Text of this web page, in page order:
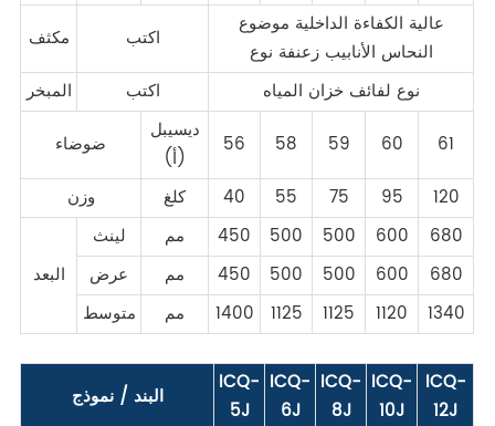
مكثف
اكتب
عالية الكفاءة الداخلية موضوع
النحاس الأنابيب زعنفة نوع
المبخر
اكتب
نوع لفائف خزان المياه
ضوضاء
ديسيبل
(أ)
56 58 59 60
61
وزن
كلغ 40 55 75 95 120
البعد
لينث مم 450 500 500 600
680
عرض
مم 450 500 500 600
680
متوسط
مم 1400 1125 1125 1120 1340
البند / نموذج
ICQ-
5J
ICQ-
6J
ICQ-
8J
ICQ-
10J
ICQ-
12J